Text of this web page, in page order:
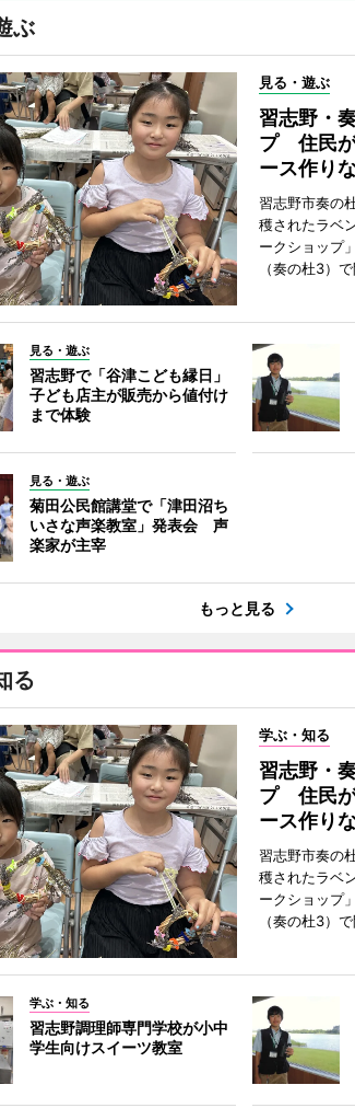
ぶ
見る・遊ぶ
習志野・
プ 住民が
ース作り
習志野市奏の
穫されたラベ
ークショップ
（奏の杜3）
見る・遊ぶ
習志野で「谷津こども縁日」
子ども店主が販売から値付け
まで体験
見る・遊ぶ
菊田公民館講堂で「津田沼ち
いさな声楽教室」発表会 声
楽家が主宰
もっと見る
る
学ぶ・知る
習志野・
プ 住民が
ース作り
習志野市奏の
穫されたラベ
ークショップ
（奏の杜3）
学ぶ・知る
習志野調理師専門学校が小中
学生向けスイーツ教室